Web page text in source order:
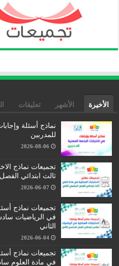
الأخيرة الأشهر تعليقات
نماذج أسئلة
للمدربين
2026-08-06
تجميعات نماذج
ثالث ابتدائي
2026-06-07
تجميعات نماذج
في الرياضيات
الثاني
2026-06-04
تجميعات نماذج
في مادة العلوم